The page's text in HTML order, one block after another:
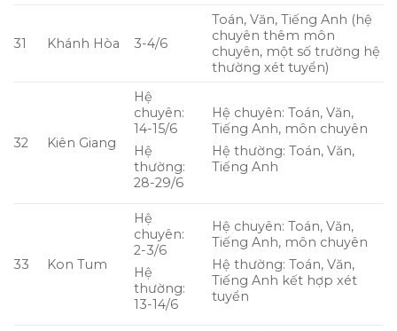
31 Khánh Hòa 3-4/6
Toán, Văn, Tiếng Anh (hệ
chuyên thêm môn
chuyên, một số trường hệ
thường xét tuyển)
32 Kiên Giang
Hệ
chuyên:
14-15/6
Hệ
thường:
28-29/6
Hệ chuyên: Toán, Văn,
Tiếng Anh, môn chuyên
Hệ thường: Toán, Văn,
Tiếng Anh
33 Kon Tum
Hệ
chuyên:
2-3/6
Hệ
thường:
13-14/6
Hệ chuyên: Toán, Văn,
Tiếng Anh, môn chuyên
Hệ thường: Toán, Văn,
Tiếng Anh kết hợp xét
tuyển